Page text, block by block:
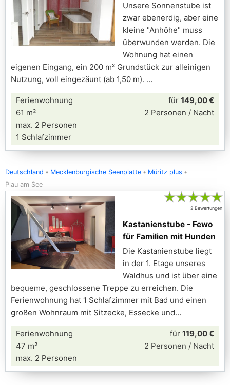
Unsere Sonnenstube ist
zwar ebenerdig, aber eine
kleine "Anhöhe" muss
überwunden werden. Die
Wohnung hat einen
eigenen Eingang, ein 200 m² Grundstück zur alleinigen
Nutzung, voll eingezäunt (ab 1,50 m).
Ferienwohnung
61 m²
max. 2 Personen
1 Schlafzimmer
für 149,00 €
2 Personen / Nacht
Deutschland Mecklenburgische Seenplatte
Müritz plus
Plau am See
★★★★★
2 Bewertungen
Kastanienstube - Fewo
für Familien mit Hunden
Die Kastanienstube liegt
in der 1. Etage unseres
Waldhus und ist über eine
bequeme, geschlossene Treppe zu erreichen. Die
Ferienwohnung hat 1 Schlafzimmer mit Bad und einen
großen Wohnraum mit Sitzecke, Essecke und
Ferienwohnung
47 m²
max. 2 Personen
für 119,00 €
2 Personen / Nacht